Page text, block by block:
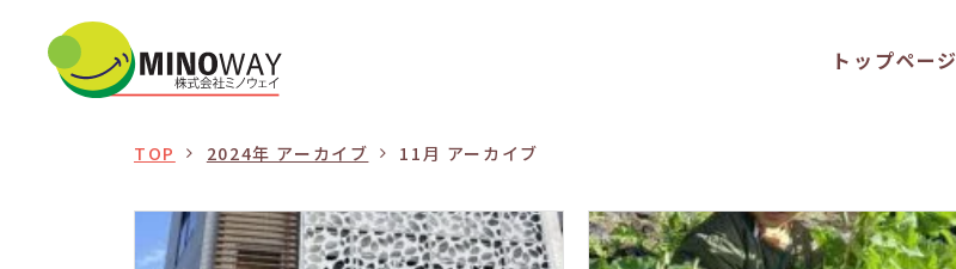
トップページ
TOP 2024年 アーカイブ 11月 アーカイブ